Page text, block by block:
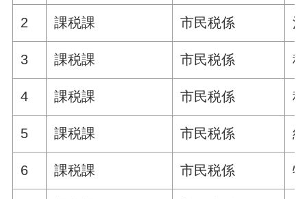
2 課税課 市民税係
3 課税課 市民税係
4 課税課 市民税係
5 課税課 市民税係
6 課税課 市民税係